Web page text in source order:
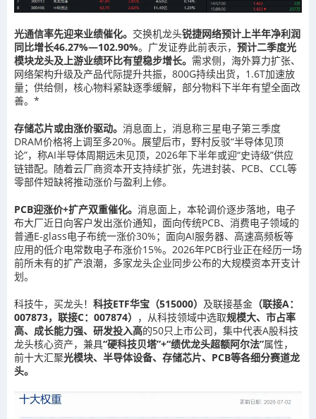
光通信率先迎来业绩催化。 交换机龙头锐捷网络预计上半年净利润
同比增长46.27%—102.90%。广发证券此前表示， 预计二季度光
模块龙头及上游业绩环比有望稳步增长。 需求侧，海外算力扩张、
网络架构升级及产品代际提升共振，800G持续出货，1.6T加速放
量；供给侧，核心物料紧缺逐季缓解，部分物料下半年有望全面改
善。*
存储芯片或由涨价驱动。 消息面上，消息称三星电子第三季度
DRAM价格将上调至多20%。展望后市，野村反驳“半导体见顶
论”，称AI半导体周期远未见顶，2026年下半年或迎“史诗级”供应
链错配。随着云厂商资本开支持续扩张，先进封装、PCB、CCL等
零部件短缺将推动涨价与盈利上修。
PCB迎涨价+扩产双重催化。 消息面上，本轮调价逐步落地，电子
布大厂近日向客户发出涨价通知，面向传统PCB、消费电子领域的
普通E-glass电子布统一涨价30%；面向AI服务器、高速高频板等
应用的低介电常数电子布涨价15%。2026年PCB行业正在经历一场
前所未有的扩产浪潮，多家龙头企业同步公布的大规模资本开支计
划。
科技牛，买龙头！ 科技ETF华宝（515000） 及联接基金 （联接A：
007873，联接C：007874） ，从科技领域中选取规模大、市占率
高、成长能力强、研发投入高的50只上市公司，集中代表A股科技
龙头核心资产，兼具“硬科技贝塔”+“绩优龙头超额阿尔法”属性，
前十大汇聚光模块、半导体设备、存储芯片、PCB等各细分赛道龙
头。